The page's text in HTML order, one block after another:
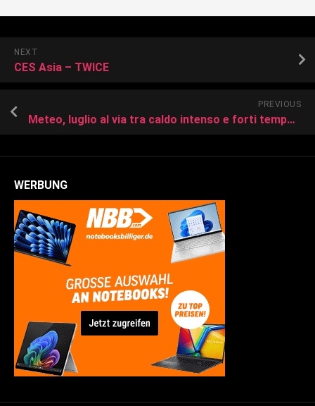
NEXT
CES Asia – TWICE
PREVIOUS
Meteo, luglio al via tra caldo intenso e forti temporali: le previsioni da martedì 1
WERBUNG